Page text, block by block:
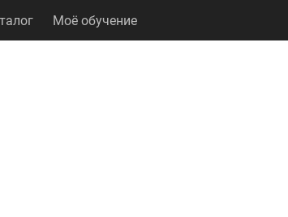
Моё обучение